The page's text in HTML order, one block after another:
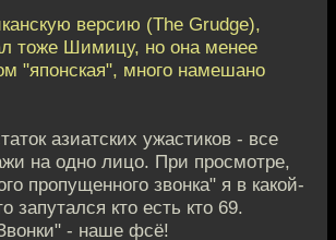
версию (The Grudge),
тоже Шимицу, но она менее
"японская", много намешано
азиатских ужастиков - все
на одно лицо. При просмотре,
пропущенного звонка" я в какой-
запутался кто есть кто 69.
- наше фсё!